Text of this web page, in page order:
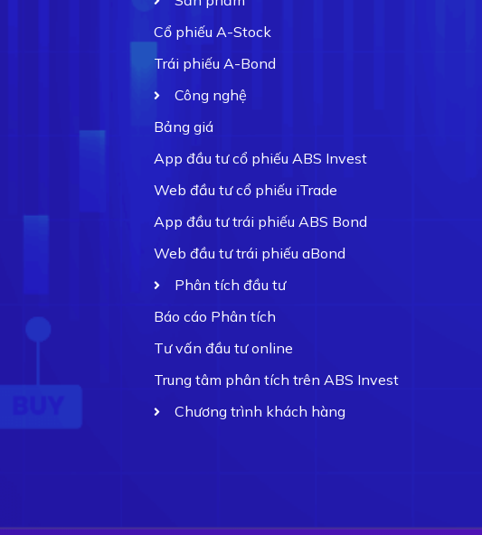
Cổ phiếu A-Stock
Trái phiếu A-Bond
Công nghệ
Bảng giá
App đầu tư cổ phiếu ABS Invest
Web đầu tư cổ phiếu iTrade
App đầu tư trái phiếu ABS Bond
Web đầu tư trái phiếu aBond
Phân tích đầu tư
Báo cáo Phân tích
Tư vấn đầu tư online
Trung tâm phân tích trên ABS Invest
Chương trình khách hàng